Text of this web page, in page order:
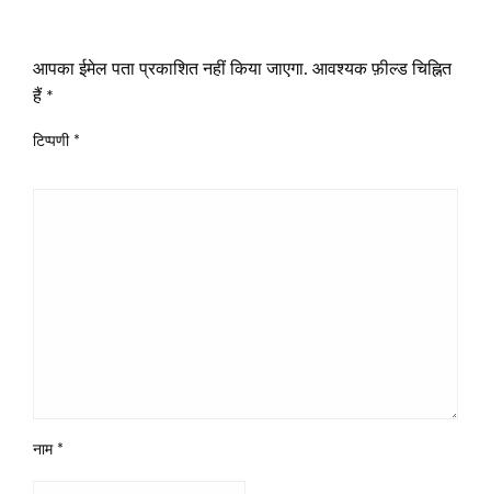
आपका ईमेल पता प्रकाशित नहीं किया जाएगा. आवश्यक फ़ील्ड चिह्नित
हैं *
टिप्पणी *
नाम *